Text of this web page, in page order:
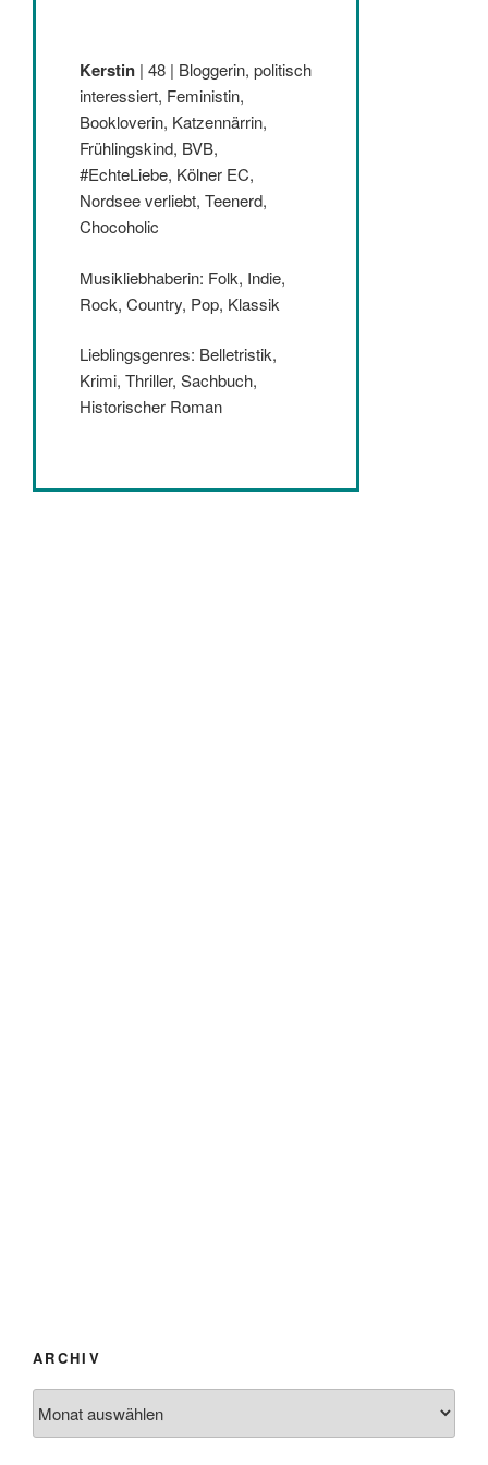
Kerstin | 48 | Bloggerin, politisch
interessiert, Feministin,
Bookloverin, Katzennärrin,
Frühlingskind, BVB,
#EchteLiebe, Kölner EC,
Nordsee verliebt, Teenerd,
Chocoholic
Musikliebhaberin: Folk, Indie,
Rock, Country, Pop, Klassik
Lieblingsgenres: Belletristik,
Krimi, Thriller, Sachbuch,
Historischer Roman
ARCHIV